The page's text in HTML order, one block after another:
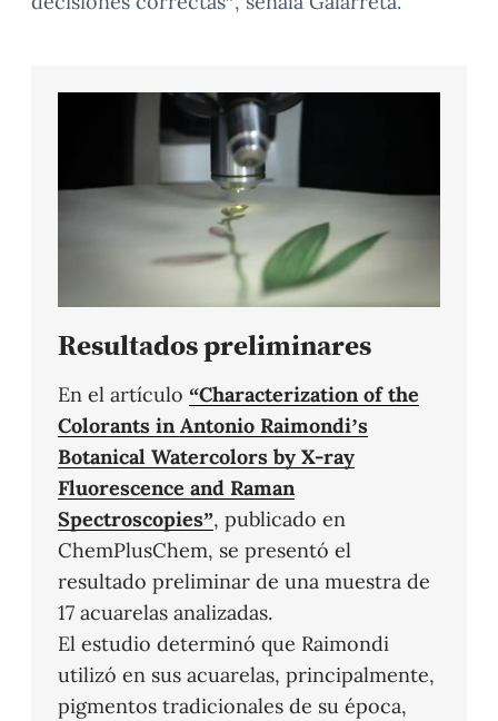
Resultados preliminares
En el artículo “Characterization of the
Colorants in Antonio Raimondi’s
Botanical Watercolors by X-ray
Fluorescence and Raman
Spectroscopies”, publicado en
ChemPlusChem, se presentó el
resultado preliminar de una muestra de
17 acuarelas analizadas.
El estudio determinó que Raimondi
utilizó en sus acuarelas, principalmente,
pigmentos tradicionales de su época,